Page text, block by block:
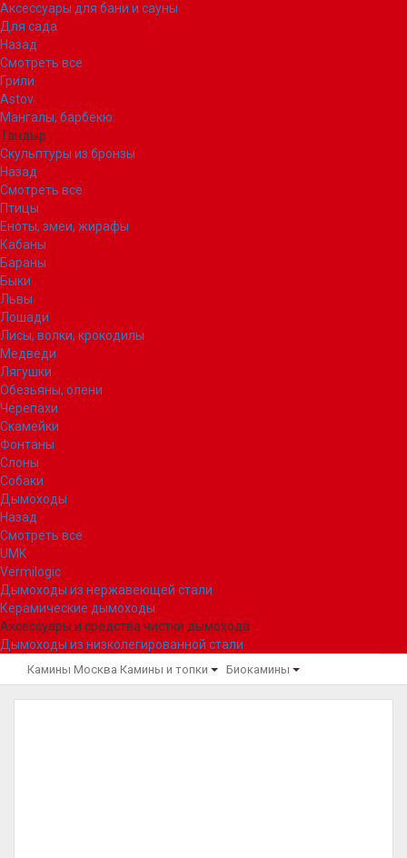
Аксессуары для бани и сауны
Для сада
Назад
Смотреть все
Грили
Astov
Мангалы, барбекю
Тандыр
Скульптуры из бронзы
Назад
Смотреть все
Птицы
Еноты, змеи, жирафы
Кабаны
Бараны
Быки
Львы
Лошади
Лисы, волки, крокодилы
Медведи
Лягушки
Обезьяны, олени
Черепахи
Скамейки
Фонтаны
Слоны
Собаки
Дымоходы
Назад
Смотреть все
UMK
Vermilogic
Дымоходы из нержавеющей стали
Керамические дымоходы
Аксессуары и средства чистки дымохода
Дымоходы из низколегированной стали
Камины Москва Камины и топки Биокамины